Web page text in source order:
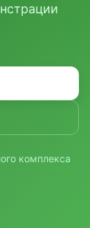
комплекса